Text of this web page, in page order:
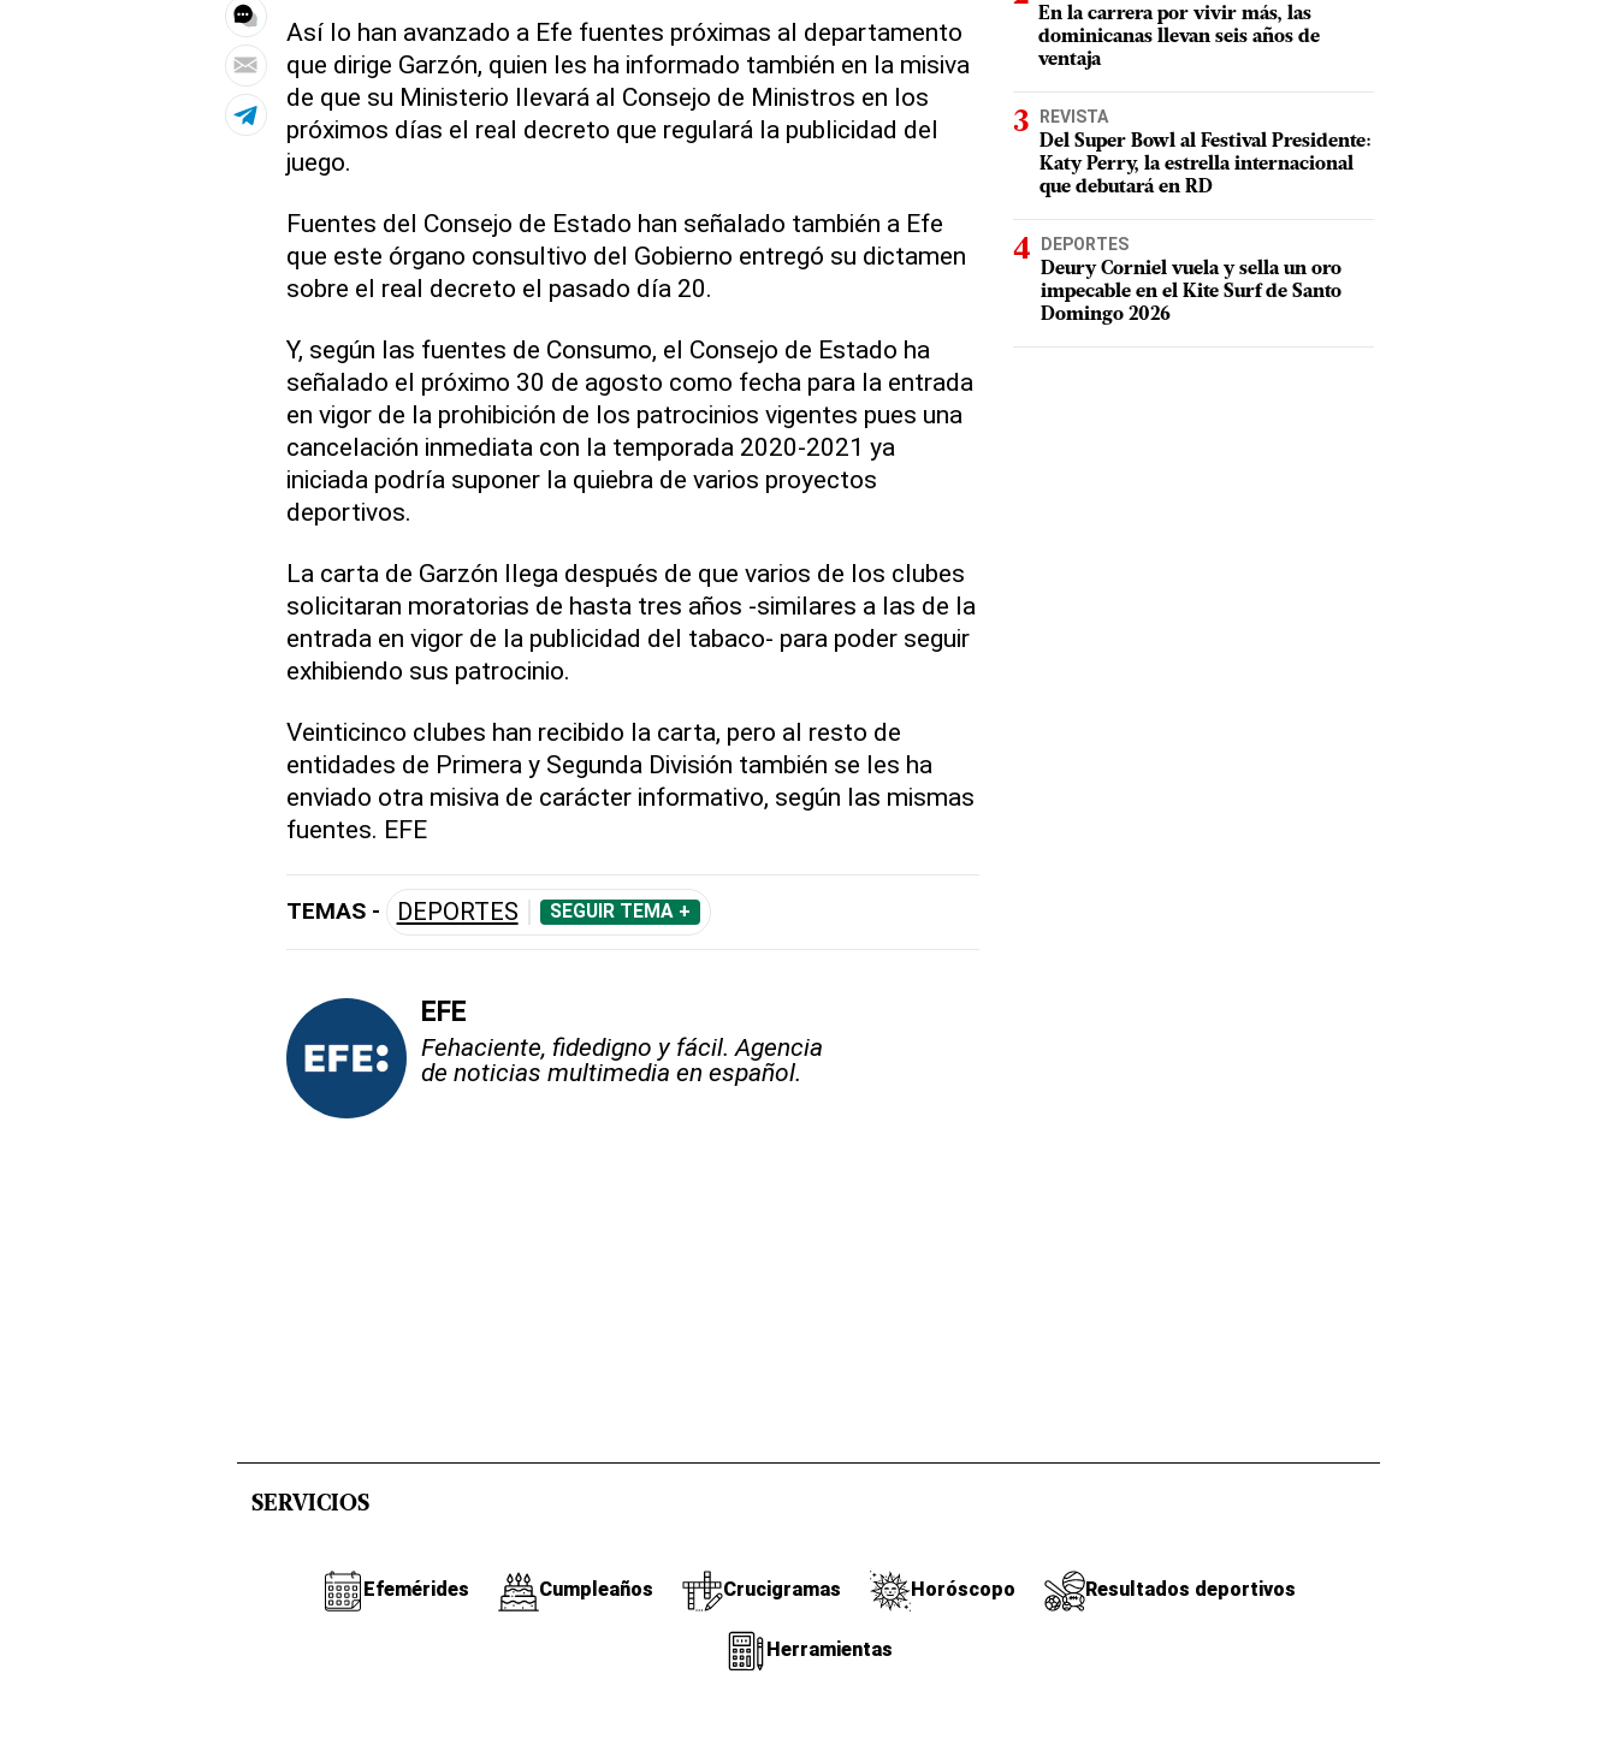
Así lo han avanzado a Efe fuentes próximas al departamento
que dirige Garzón, quien les ha informado también en la misiva
de que su Ministerio llevará al Consejo de Ministros en los
próximos días el real decreto que regulará la publicidad del
juego.
Fuentes del Consejo de Estado han señalado también a Efe
que este órgano consultivo del Gobierno entregó su dictamen
sobre el real decreto el pasado día 20.
Y, según las fuentes de Consumo, el Consejo de Estado ha
señalado el próximo 30 de agosto como fecha para la entrada
en vigor de la prohibición de los patrocinios vigentes pues una
cancelación inmediata con la temporada 2020-2021 ya
iniciada podría suponer la quiebra de varios proyectos
deportivos.
La carta de Garzón llega después de que varios de los clubes
solicitaran moratorias de hasta tres años -similares a las de la
entrada en vigor de la publicidad del tabaco- para poder seguir
exhibiendo sus patrocinio.
Veinticinco clubes han recibido la carta, pero al resto de
entidades de Primera y Segunda División también se les ha
enviado otra misiva de carácter informativo, según las mismas
fuentes. EFE
TEMAS - DEPORTES SEGUIR TEMA +
EFE
Fehaciente, fidedigno y fácil. Agencia
de noticias multimedia en español.
En la carrera por vivir más, las
dominicanas llevan seis años de
ventaja
REVISTA
Del Super Bowl al Festival Presidente:
Katy Perry, la estrella internacional
que debutará en RD
DEPORTES
Deury Corniel vuela y sella un oro
impecable en el Kite Surf de Santo
Domingo 2026
SERVICIOS
Efemérides Cumpleaños Crucigramas Horóscopo Resultados deportivos
Herramientas